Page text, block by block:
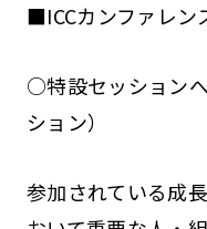
■ICCカンファレン
○特設セッション
ション）
参加されている成